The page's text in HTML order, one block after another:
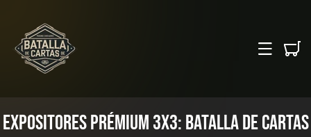
TO CONTENT
EXPOSITORES PRÉMIUM 3X3: BATALLA DE CARTAS